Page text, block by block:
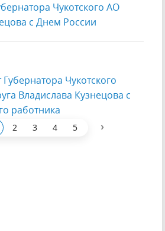
Чукотского АО
с Днем России
Чукотского
Владислава Кузнецова с
работника
2 3 4 5 ›